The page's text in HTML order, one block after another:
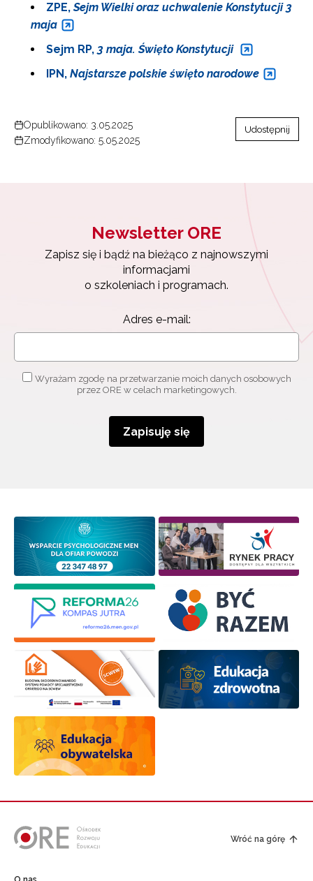
ZPE,Sejm Wielki oraz uchwalenie Konstytucji 3
maja
Sejm RP, 3 maja. Święto Konstytucji
IPN, Najstarsze polskie święto narodowe
Opublikowano: 3.05.2025
Zmodyfikowano: 5.05.2025
Udostępnij
Newsletter ORE
Zapisz się i bądź na bieżąco z najnowszymi
informacjami
o szkoleniach i programach.
Adres e-mail:
Wyrażam zgodę na przetwarzanie moich danych osobowych
przez ORE w celach marketingowych.
Zapisuję się
Wróć na górę